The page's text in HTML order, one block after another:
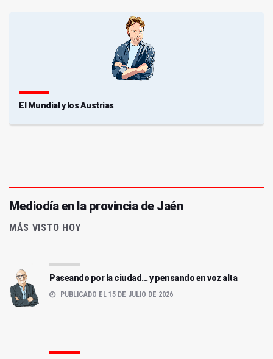
El Mundial y los Austrias
Mediodía en la provincia de Jaén
MÁS VISTO HOY
Paseando por la ciudad... y pensando en voz alta
PUBLICADO EL 15 DE JULIO DE 2026